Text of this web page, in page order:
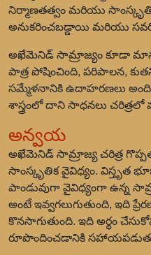
నిర్మాణతత్వం మరియు
అనుకరించబడ్డాయి మరియు
అఖేమెనిడ్ సామ్రాజ్యం కూడా
పాత్ర పోషించింది, పరిపాలన,
సమ్మేళనానికి ఉదాహరణలు
శాస్త్రంలో దాని సాధనలు
అన్వయ
అఖేమెనిడ్ సామ్రాజ్య చరిత్ర
సాంస్కృతిక వైవిధ్యం. విస్తృత
పాండువుగా వైవిధ్యంగా ఉన్న
అంటే ఇవ్వగలుగుతుంది, ఇది
కొనసాగుతుంది. ఇది అర్థం
రూపొందించడానికి